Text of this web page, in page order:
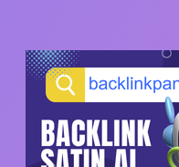
SIDEBAR